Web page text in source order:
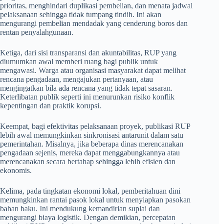
prioritas, menghindari duplikasi pembelian, dan menata jadwal
pelaksanaan sehingga tidak tumpang tindih. Ini akan
mengurangi pembelian mendadak yang cenderung boros dan
rentan penyalahgunaan.
Ketiga, dari sisi transparansi dan akuntabilitas, RUP yang
diumumkan awal memberi ruang bagi publik untuk
mengawasi. Warga atau organisasi masyarakat dapat melihat
rencana pengadaan, mengajukan pertanyaan, atau
mengingatkan bila ada rencana yang tidak tepat sasaran.
Keterlibatan publik seperti ini menurunkan risiko konflik
kepentingan dan praktik korupsi.
Keempat, bagi efektivitas pelaksanaan proyek, publikasi RUP
lebih awal memungkinkan sinkronisasi antarunit dalam satu
pemerintahan. Misalnya, jika beberapa dinas merencanakan
pengadaan sejenis, mereka dapat menggabungkannya atau
merencanakan secara bertahap sehingga lebih efisien dan
ekonomis.
Kelima, pada tingkatan ekonomi lokal, pemberitahuan dini
memungkinkan rantai pasok lokal untuk menyiapkan pasokan
bahan baku. Ini mendukung kemandirian suplai dan
mengurangi biaya logistik. Dengan demikian, percepatan